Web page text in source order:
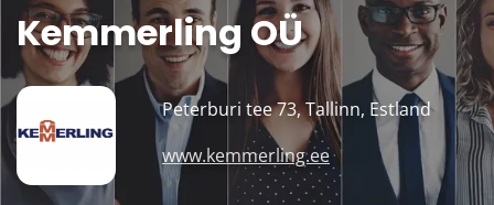
Kemmerling OÜ
Peterburi tee 73, Tallinn, Estland
www.kemmerling.ee